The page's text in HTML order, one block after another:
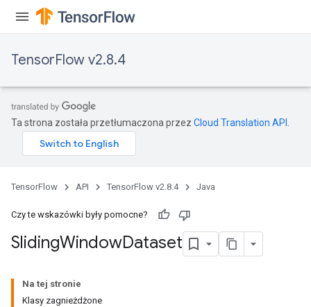
TensorFlow v2.8.4
Ta strona została przetłumaczona przez Cloud Translation API
TensorFlow API TensorFlow v2.8.4 Java
Czy te wskazówki były pomocne?
SlidingWindowDataset
Na tej stronie
Klasy zagnieżdżone